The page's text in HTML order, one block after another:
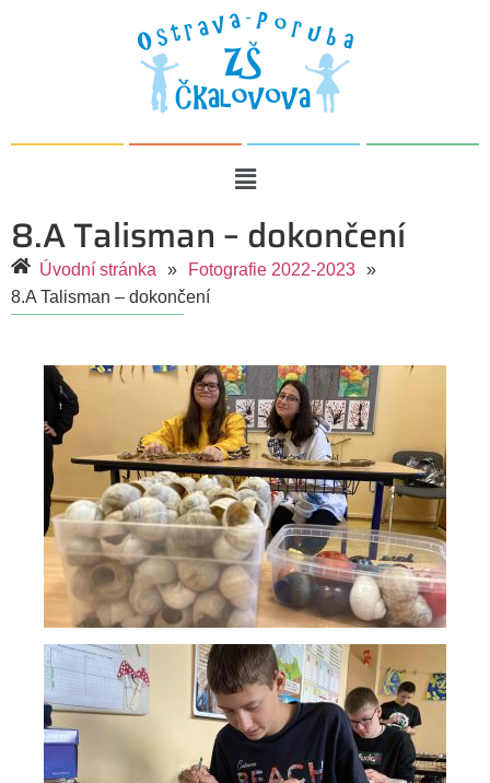
8.A Talisman – dokončení
Úvodní stránka » Fotografie 2022-2023 »
8.A Talisman – dokončení